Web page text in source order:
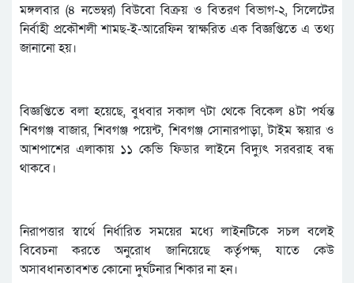
মঙ্গলবার (৪ নভেম্বর) বিউবো বিক্রয় ও বিতরণ বিভাগ-২, সিলেটের
নির্বাহী প্রকৌশলী শামছ-ই-আরেফিন স্বাক্ষরিত এক বিজ্ঞপ্তিতে এ তথ্য
জানানো হয়।
বিজ্ঞপ্তিতে বলা হয়েছে, বুধবার সকাল ৭টা থেকে বিকেল ৪টা পর্যন্ত
শিবগঞ্জ বাজার, শিবগঞ্জ পয়েন্ট, শিবগঞ্জ সোনারপাড়া, টাইম স্কয়ার ও
আশপাশের এলাকায় ১১ কেভি ফিডার লাইনে বিদ্যুৎ সরবরাহ বন্ধ
থাকবে।
নিরাপত্তার স্বার্থে নির্ধারিত সময়ের মধ্যে লাইনটিকে সচল বলেই
বিবেচনা করতে অনুরোধ জানিয়েছে কর্তৃপক্ষ, যাতে কেউ
অসাবধানতাবশত কোনো দুর্ঘটনার শিকার না হন।